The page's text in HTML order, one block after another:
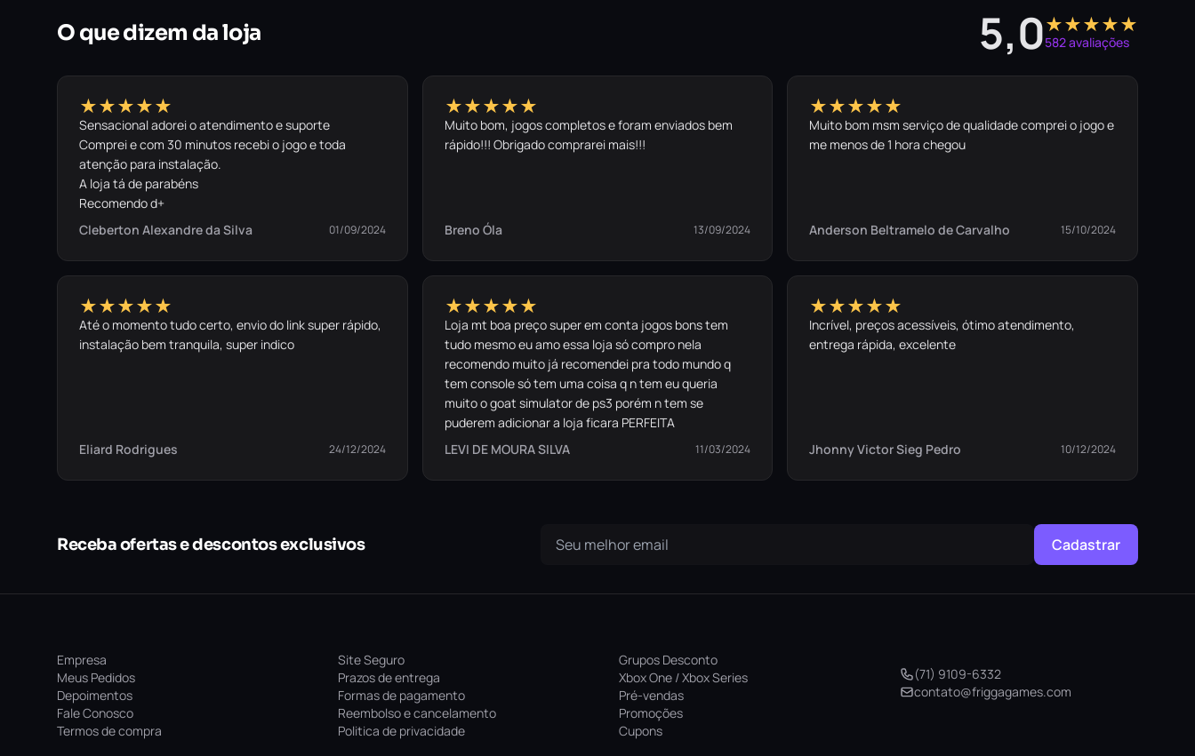
O que dizem da loja 5,0★★★★★
582 avaliações
★★★★★
Sensacional adorei o atendimento e suporte
Comprei e com 30 minutos recebi o jogo e toda
atenção para instalação.
A loja tá de parabéns
Recomendo d+
Cleberton Alexandre da Silva
01/09/2024
★★★★★
Muito bom, jogos completos e foram enviados bem
rápido!!! Obrigado comprarei mais!!!
Breno Óla 13/09/2024
★★★★★
Muito bom msm serviço de qualidade comprei o jogo e
me menos de 1 hora chegou
Anderson Beltramelo de Carvalho 15/10/2024
★★★★★
Até o momento tudo certo, envio do link super rápido,
instalação bem tranquila, super indico
Eliard Rodrigues 24/12/2024
★★★★★
Loja mt boa preço super em conta jogos bons tem
tudo mesmo eu amo essa loja só compro nela
recomendo muito já recomendei pra todo mundo q
tem console só tem uma coisa q n tem eu queria
muito o goat simulator de ps3 porém n tem se
puderem adicionar a loja ficara PERFEITA
LEVI DE MOURA SILVA
11/03/2024
★★★★★
Incrível, preços acessíveis, ótimo atendimento,
entrega rápida, excelente
Jhonny Victor Sieg Pedro 10/12/2024
Receba ofertas e descontos exclusivos Cadastrar
Empresa
Meus Pedidos
Depoimentos
Fale Conosco
Termos de compra
Site Seguro
Prazos de entrega
Formas de pagamento
Reembolso e cancelamento
Politica de privacidade
Grupos Desconto
Xbox One / Xbox Series
Pré-vendas
Promoções
Cupons
(71) 9109-6332
contato@friggagames.com